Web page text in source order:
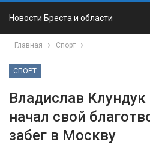
Новости Бреста и области
Главная Спорт
СПОРТ
Владислав
начал свой
забег в Москву